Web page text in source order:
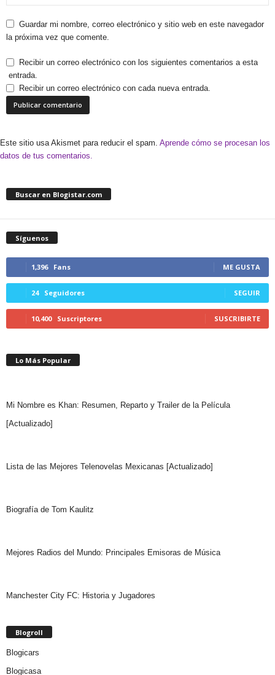
Guardar mi nombre, correo electrónico y sitio web en este navegador
la próxima vez que comente.
Recibir un correo electrónico con los siguientes comentarios a esta
entrada.
Recibir un correo electrónico con cada nueva entrada.
Este sitio usa Akismet para reducir el spam. Aprende cómo se procesan los
datos de tus comentarios.
Buscar en Blogistar.com
Síguenos
1,396 Fans ME GUSTA
24 Seguidores SEGUIR
10,400 Suscriptores SUSCRIBIRTE
Lo Más Popular
Mi Nombre es Khan: Resumen, Reparto y Trailer de la Película
[Actualizado]
Lista de las Mejores Telenovelas Mexicanas [Actualizado]
Biografía de Tom Kaulitz
Mejores Radios del Mundo: Principales Emisoras de Música
Manchester City FC: Historia y Jugadores
Blogroll
Blogicars
Blogicasa